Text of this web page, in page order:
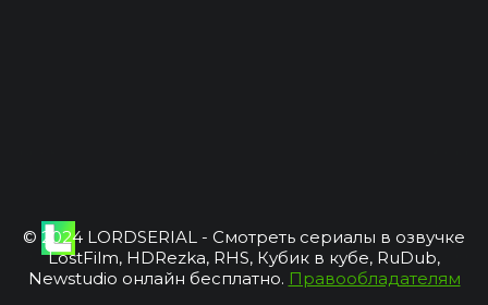
© 2024 LORDSERIAL - Смотреть сериалы в озвучке
LostFilm, HDRezka, RHS, Кубик в кубе, RuDub,
Newstudio онлайн бесплатно. Правообладателям